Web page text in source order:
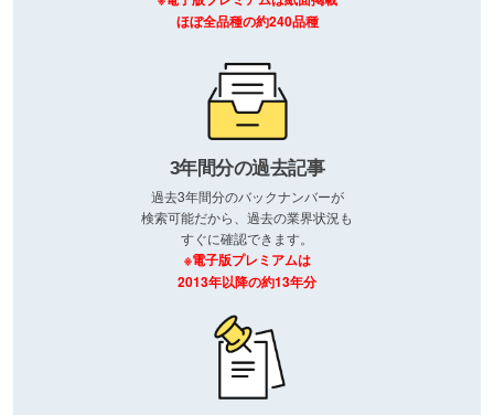
ほぼ全品種の約240品種
3年間分の過去記事
過去3年間分のバックナンバーが
検索可能だから、過去の業界状況も
すぐに確認できます。
※電子版プレミアムは
2013年以降の約13年分